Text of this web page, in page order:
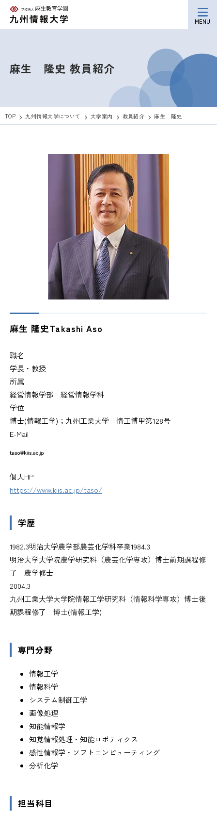
MENU
麻生 隆史 教員紹介
TOP 九州情報大学について 大学案内 教員紹介 麻生 隆史
麻生 隆史Takashi Aso
職名
学長・教授
所属
経営情報学部 経営情報学科
学位
博士(情報工学)；九州工業大学 情工博甲第128号
E-Mail
個人HP
https://www.kiis.ac.jp/taso/
学歴
1982.3明治大学農学部農芸化学科卒業1984.3
明治大学大学院農学研究科（農芸化学専攻）博士前期課程修
了 農学修士
2004.3
九州工業大学大学院情報工学研究科（情報科学専攻）博士後
期課程修了 博士(情報工学)
専門分野
情報工学
情報科学
システム制御工学
画像処理
知能情報学
知覚情報処理・知能ロボティクス
感性情報学・ソフトコンピューティング
分析化学
担当科目